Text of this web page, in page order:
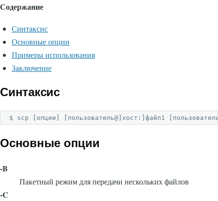
Содержание
Синтаксис
Основные опции
Примеры использования
Заключение
Синтаксис
$ scp [опции] [пользователь@]хост:]файл1
Основные опции
-B
Пакетный режим для передачи нескольких файлов
-C